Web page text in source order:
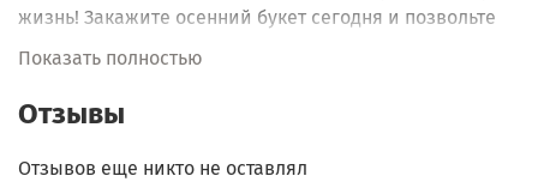
жизнь! Закажите осенний букет сегодня и позвольте
природе вдохновить вас!
Показать полностью
Отзывы
Отзывов еще никто не оставлял